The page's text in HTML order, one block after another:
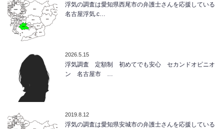
浮気の調査は愛知県西尾市の弁護士さんを応援している
名古屋浮気.c…
2026.5.15
浮気調査 定額制 初めてでも安心 セカンドオピニオ
ン 名古屋市 …
2019.8.12
浮気の調査は愛知県安城市の弁護士さんを応援している